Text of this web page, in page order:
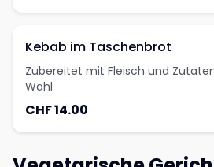
Kebab im Taschenbrot
Zubereitet mit Fleisch und
Wahl
CHF 14.00